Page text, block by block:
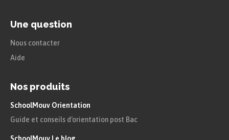
de l’héroïne. Parfois avec l’aide d’un objet
magique, ou d’autres personnages.
« Les bons petits nains, touchés de ses
prières, eurent pitié de lui et lui
permirent d’emporter le cercueil. Les
gens du prince le soulevèrent sur leurs
Une question
Nous contacter
Aide
Nos produits
SchoolMouv Orientation
Guide et conseils d'orientation post Bac